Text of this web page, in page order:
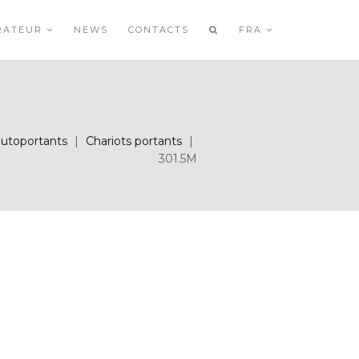
NEWS CONTACTS FRA
| Chariots portants
|
301.5M